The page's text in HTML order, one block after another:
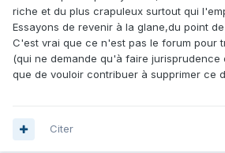
riche et du plus crapuleux surtout qui
Essayons de revenir à la glane,du point
C'est vrai que ce n'est pas le forum pour
(qui ne demande qu'à faire jurisprudence
que de vouloir contribuer à supprimer ce
Citer